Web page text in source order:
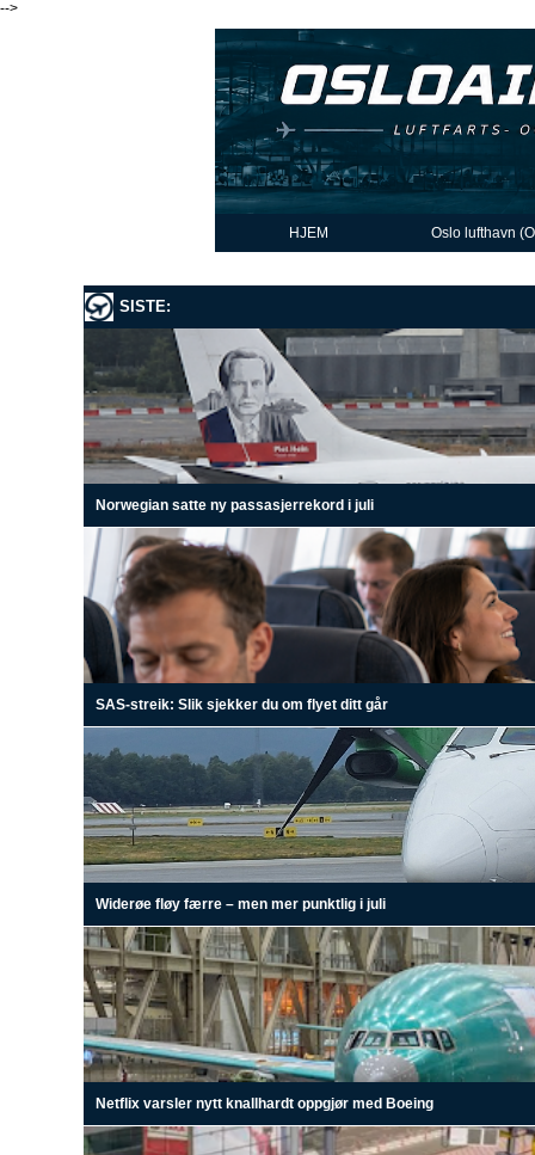
-->
HJEM Oslo lufthavn
SISTE:
Norwegian satte ny passasjerrekord i juli
SAS-streik: Slik sjekker du om flyet ditt går
Widerøe fløy færre – men mer punktlig i juli
Netflix varsler nytt knallhardt oppgjør med Boeing